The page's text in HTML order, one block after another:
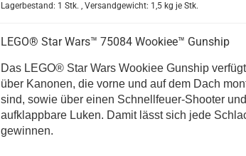
Lagerbestand: 1 Stk. , Versandgewicht: 1,5kg je Stk.
LEGO® Star Wars™ 75084 Wookiee™ Gunship
Das LEGO® Star Wars Wookiee Gunship
über Kanonen, die vorne und auf dem Dach
sind, sowie über einen Schnellfeuer-Shooter und
aufklappbare Luken. Damit lässt sich jede
gewinnen.